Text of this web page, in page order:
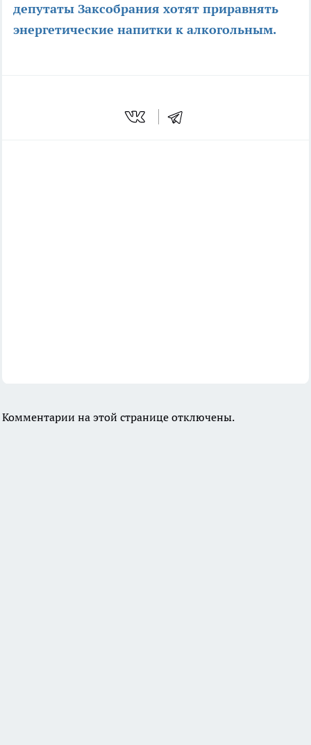
депутаты Заксобрания хотят приравнять
энергетические напитки к алкогольным.
Комментарии на этой странице отключены.